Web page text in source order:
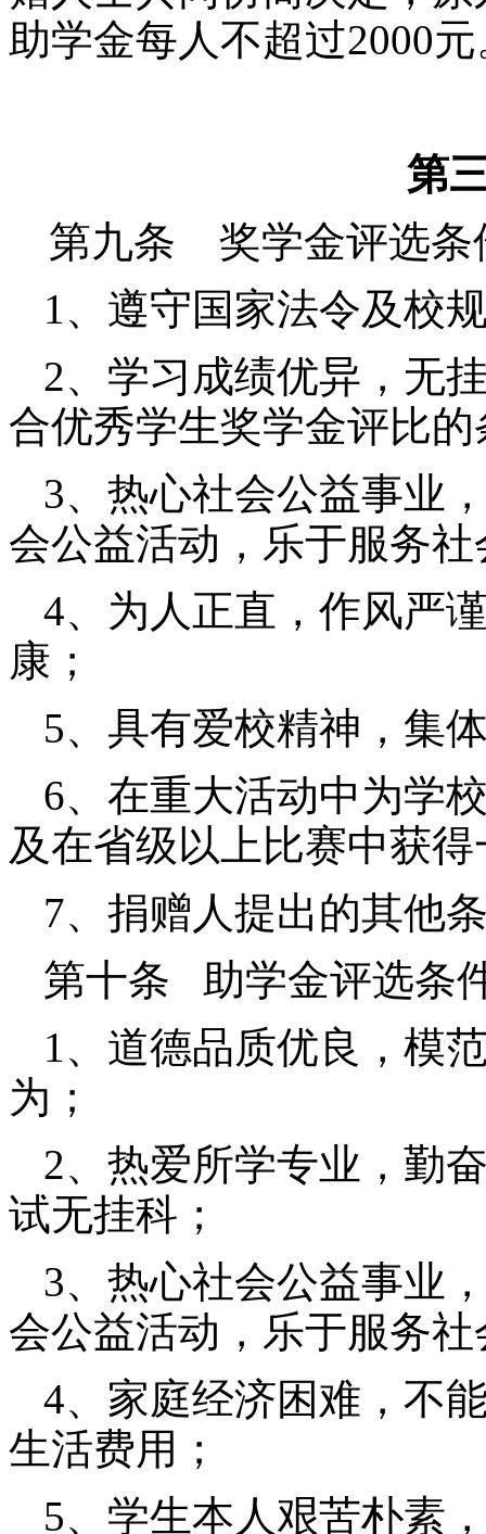
助学金每人不超过2000
第
第九条 奖学金评选条
1、遵守国家法令及校
2、学习成绩优异，无
合优秀学生奖学金评比的
3、热心社会公益事业
会公益活动，乐于服务
4、为人正直，作风严
康；
5、具有爱校精神，集
6、在重大活动中为学
及在省级以上比赛中获
7、捐赠人提出的其他
第十条 助学金评选条
1、道德品质优良，模
为；
2、热爱所学专业，勤
试无挂科；
3、热心社会公益事业
会公益活动，乐于服务
4、家庭经济困难，不
生活费用；
5、学生本人艰苦朴素